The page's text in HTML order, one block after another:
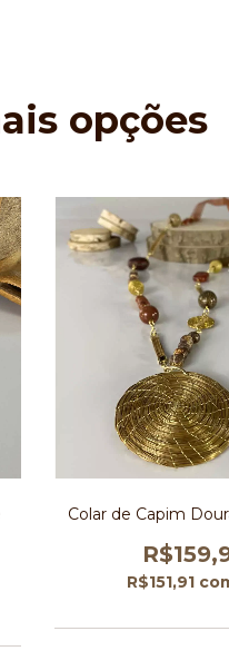
opções
Colar de Capim
R$151,91